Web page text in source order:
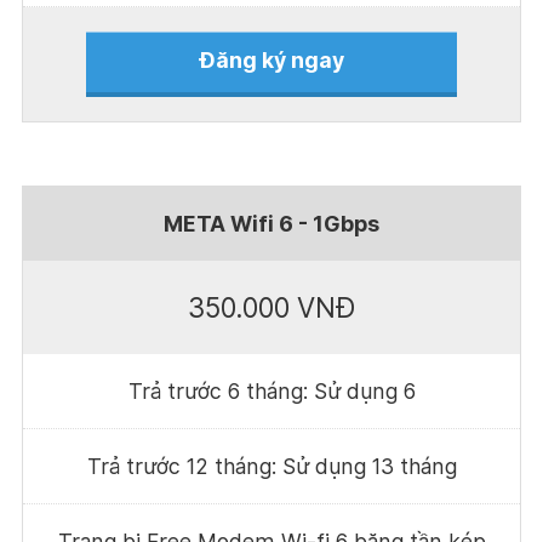
Đăng ký ngay
META Wifi 6 - 1Gbps
350.000 VNĐ
Trả trước 6 tháng: Sử dụng 6
Trả trước 12 tháng: Sử dụng 13 tháng